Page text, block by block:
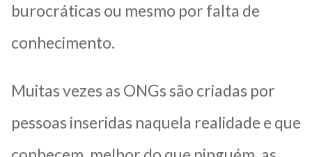
burocráticas ou mesmo por falta de
conhecimento.
Muitas vezes as ONGs são criadas por
pessoas inseridas naquela realidade e que